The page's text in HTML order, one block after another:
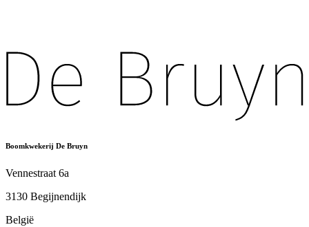
Boomkwekerij De Bruyn
Vennestraat 6a
3130 Begijnendijk
België